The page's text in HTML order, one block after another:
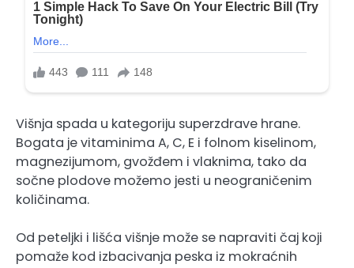
Višnja spada u kategoriju superzdrave hrane.
Bogata je vitaminima A, C, E i folnom kiselinom,
magnezijumom, gvožđem i vlaknima, tako da
sočne plodove možemo jesti u neograničenim
količinama.
Od peteljki i lišća višnje može se napraviti čaj koji
pomaže kod izbacivanja peska iz mokraćnih